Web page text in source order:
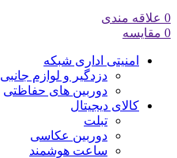
0 علاقه مندی
0 مقایسه
امنیتی اداری شبکه
دزدگیر و لوازم جانبی
دوربین های حفاظتی
کالای دیجیتال
تبلت
دوربین عکاسی
ساعت هوشمند